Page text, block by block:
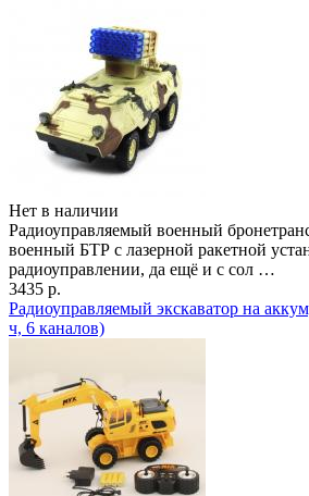
Нет в наличии
Радиоуправляемый военный
военный БТР с лазерной ракетной
радиоуправлении, да ещё и с сол …
3435 р.
Радиоуправляемый экскаватор на
ч, 6 каналов)